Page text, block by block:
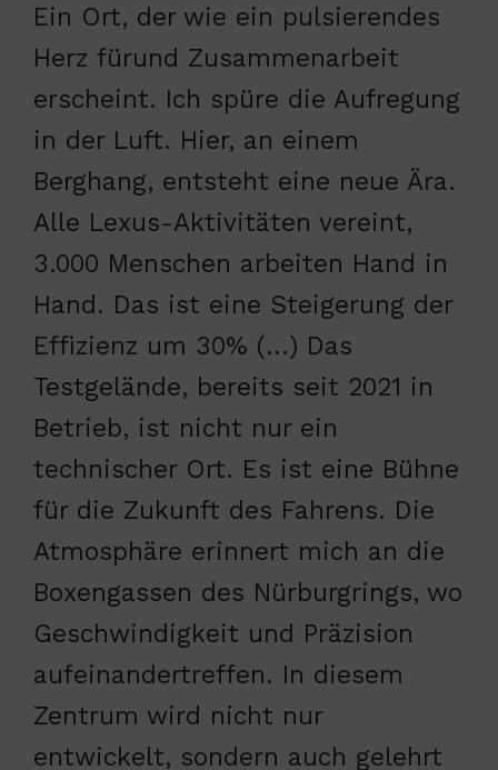
Ein Ort, der wie ein pulsierendes
Herz fürund Zusammenarbeit
erscheint. Ich spüre die Aufregung
in der Luft. Hier, an einem
Berghang, entsteht eine neue Ära.
Alle Lexus-Aktivitäten vereint,
3.000 Menschen arbeiten Hand in
Hand. Das ist eine Steigerung der
Effizienz um 30% (…) Das
Testgelände, bereits seit 2021 in
Betrieb, ist nicht nur ein
technischer Ort. Es ist eine Bühne
für die Zukunft des Fahrens. Die
Atmosphäre erinnert mich an die
Boxengassen des Nürburgrings, wo
Geschwindigkeit und Präzision
aufeinandertreffen. In diesem
Zentrum wird nicht nur
entwickelt, sondern auch gelehrt